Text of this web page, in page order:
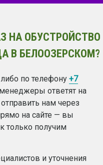
НА ОБУСТРОЙСТВО
В БЕЛООЗЕРСКОМ?
по телефону +7
ответят на
нам через
на сайте — вы
только получим
и уточнения